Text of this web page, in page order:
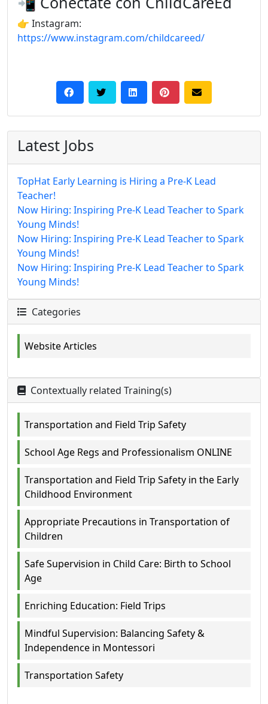
👉 Instagram:
https://www.instagram.com/childcareed/
Latest Jobs
TopHat Early Learning is Hiring a Pre-K Lead
Teacher!
Now Hiring: Inspiring Pre-K Lead Teacher to Spark
Young Minds!
Now Hiring: Inspiring Pre-K Lead Teacher to Spark
Young Minds!
Now Hiring: Inspiring Pre-K Lead Teacher to Spark
Young Minds!
Categories
Website Articles
Contextually related Training(s)
Transportation and Field Trip Safety
School Age Regs and Professionalism ONLINE
Transportation and Field Trip Safety in the Early
Childhood Environment
Appropriate Precautions in Transportation of
Children
Safe Supervision in Child Care: Birth to School
Age
Enriching Education: Field Trips
Mindful Supervision: Balancing Safety &
Independence in Montessori
Transportation Safety